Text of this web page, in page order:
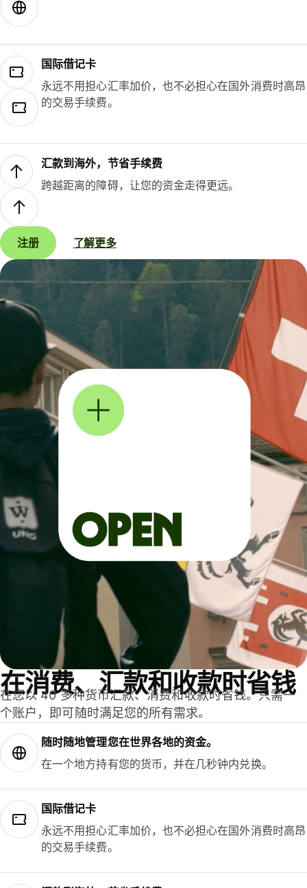
国际借记卡
永远不用担心汇率加价，也不必担心在国外消费时高昂
的交易手续费。
汇款到海外，节省手续费
跨越距离的障碍，让您的资金走得更远。
注册 了解更多
在消费、汇款和收款时省钱
在您以 40 多种货币汇款、消费和收款时省钱。只需一
个账户，即可随时满足您的所有需求。
随时随地管理您在世界各地的资金。
在一个地方持有您的货币，并在几秒钟内兑换。
国际借记卡
永远不用担心汇率加价，也不必担心在国外消费时高昂
的交易手续费。